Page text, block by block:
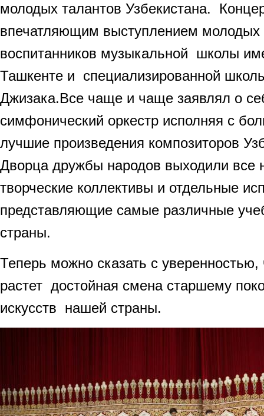
молодых талантов Узбекистана.
впечатляющим выступлением молодых
воспитанников музыкальной школы
Ташкенте и специализированной
Джизака.Все чаще и чаще заявлял о
симфонический оркестр исполняя с
лучшие произведения композиторов
Дворца дружбы народов выходили все
творческие коллективы и отдельные
представляющие самые различные
страны.
Теперь можно сказать с
растет достойная смена старшему
искусств нашей страны.